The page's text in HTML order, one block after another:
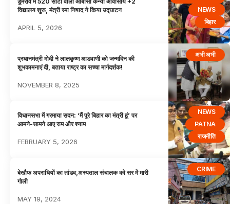
NEWS
बिहार
विद्यालय शुरू, मंत्री रमा निषाद ने किया उद्घाटन
APRIL 5, 2026
अभी अभी
प्रधानमंत्री मोदी ने लालकृष्ण आडवाणी को जन्मदिन की
शुभकामनाएं दी, बताया राष्ट्र का सच्चा मार्गदर्शक!
NOVEMBER 8, 2025
NEWS
PATNA
राजनीति
विधानसभा में गरमाया सदन: ‘मैं पूरे बिहार का मंत्री हूं’ पर
आमने-सामने आए राम और श्याम
FEBRUARY 5, 2026
CRIME
बेखौफ अपराधियों का तांडव,अस्पताल संचालक को सर में मारी
गोली
MAY 19, 2024